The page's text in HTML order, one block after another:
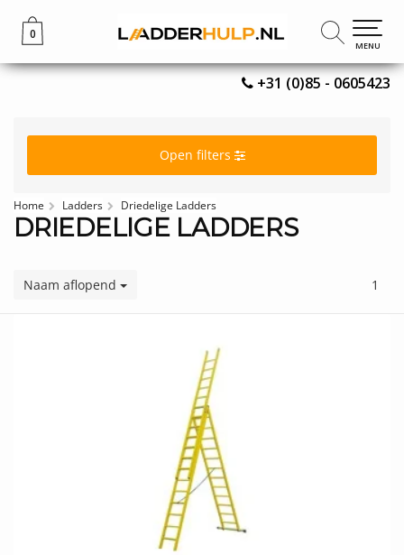
+31 (0)85 - 0605423
0
MENU
0
MENU
Open filters
Home Ladders Driedelige Ladders
DRIEDELIGE LADDERS
Naam aflopend 1